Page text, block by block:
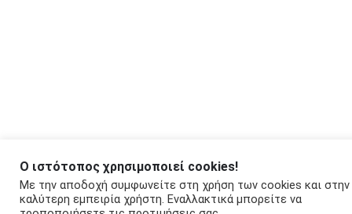
Ο ιστότοπος χρησιμοποιεί cookies!
Με την αποδοχή συμφωνείτε στη χρήση των cookies και στην
καλύτερη εμπειρία χρήστη. Εναλλακτικά μπορείτε να